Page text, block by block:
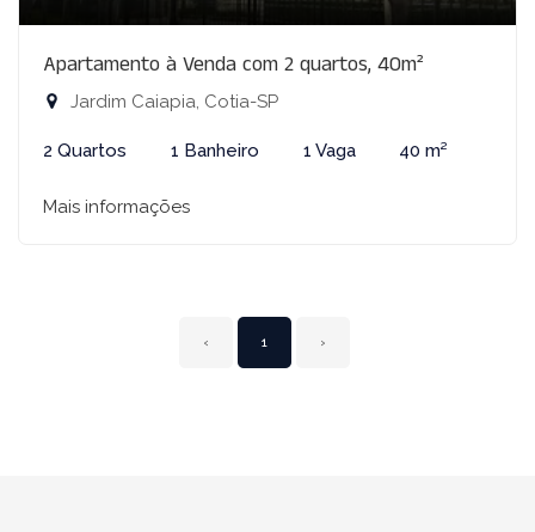
Apartamento à Venda com 2 quartos, 40m²
Jardim Caiapia, Cotia-SP
2 Quartos 1 Banheiro 1 Vaga 40 m²
Mais informações
‹ 1 ›